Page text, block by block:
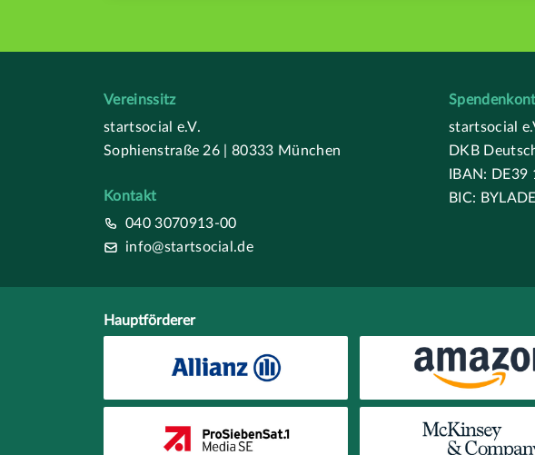
Vereinssitz
startsocial e.V.
Sophienstraße 26 | 80333 München
Kontakt
040 3070913-00
info@startsocial.de
startsocial
DKB
IBAN:
BIC:
Hauptförderer